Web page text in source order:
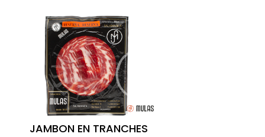
JAMBON EN TRANCHES